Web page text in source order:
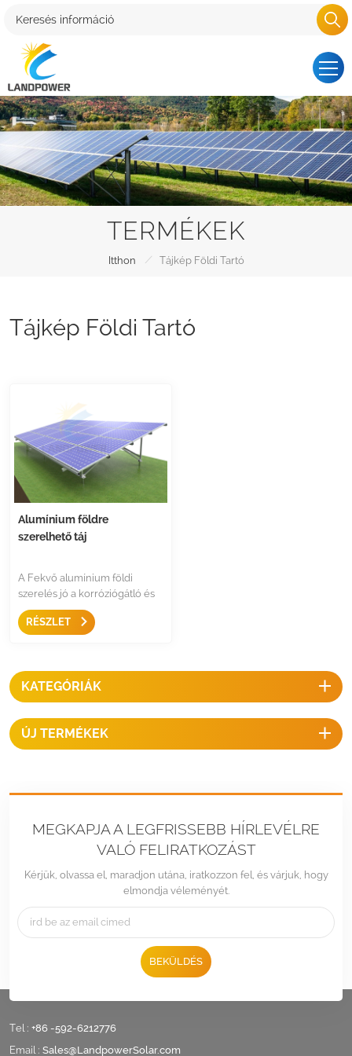
TERMÉKEK
Itthon / Tájkép Földi Tartó
Tájkép Földi Tartó
Alumínium földre
szerelhető táj
A Fekvő alumínium földi
szerelés jó a korróziógátló és
kevésbé szervizelés utáni
probléma, a legtöbb alkatrész
költségmegtakarítás és kiváló
esztétika érdekében.
RÉSZLET
KATEGÓRIÁK
ÚJ TERMÉKEK
MEGKAPJA A LEGFRISSEBB HÍRLEVÉLRE
VALÓ FELIRATKOZÁST
Kérjük, olvassa el, maradjon utána, iratkozzon fel, és várjuk, hogy
elmondja véleményét.
BEKÜLDÉS
Tel : +86 -592-6212776
Email : Sales@LandpowerSolar.com